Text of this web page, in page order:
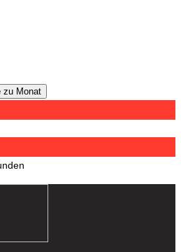
zu Monat